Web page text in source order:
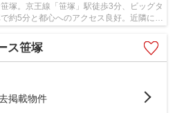
塚。京王線「笹塚」駅徒歩3分、ビッグタ
約5分と都心へのアクセス良好。近隣にコ
ス笹塚
掲載物件